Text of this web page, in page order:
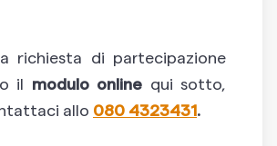
richiesta di partecipazione
il modulo online qui sotto,
allo 080 4323431.